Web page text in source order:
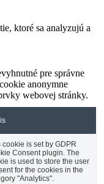
ktoré sa analyzujú a
pre správne
anonymne
webovej stránky.
cookie is set by GDPR
Consent plugin. The
is used to store the user
for the cookies in the
"Analytics".